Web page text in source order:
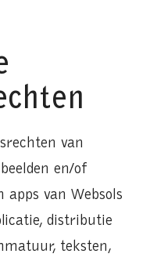
van
en/of
apps van Websols
distributie
teksten,